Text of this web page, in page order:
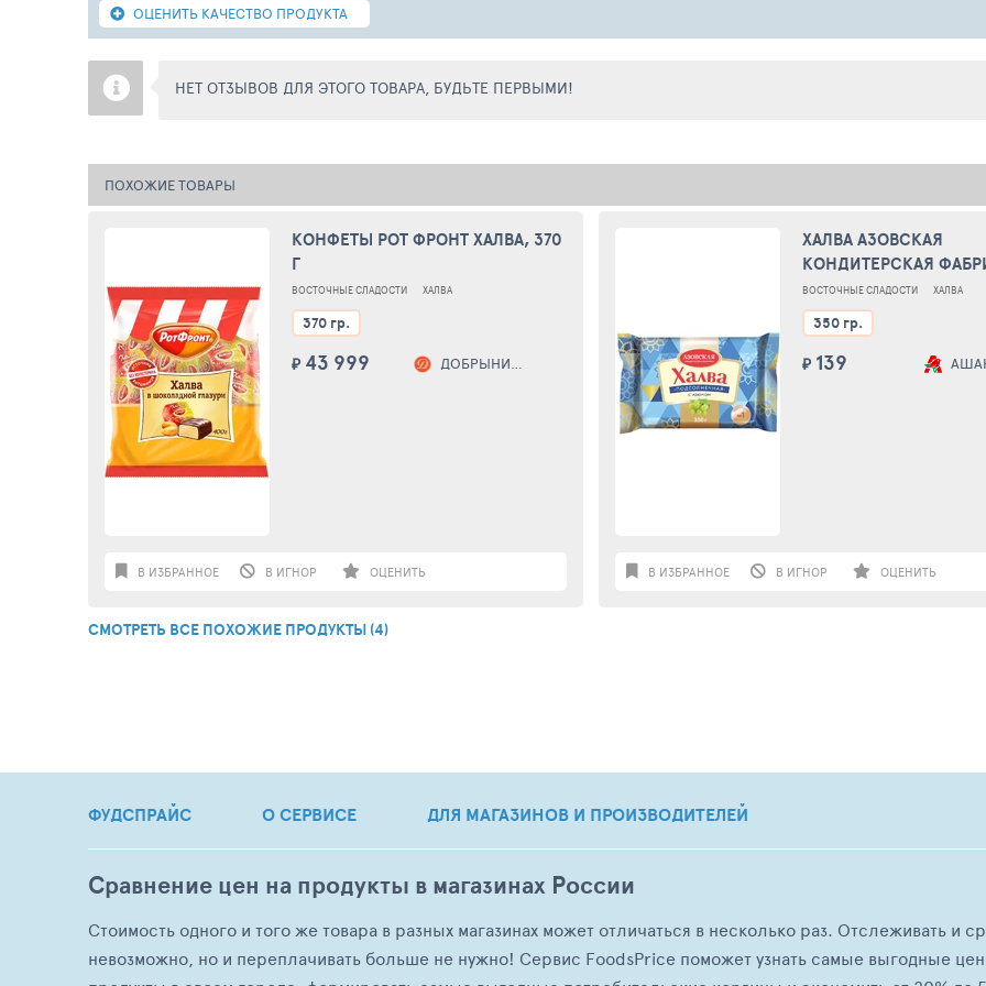
ОЦЕНИТЬ КАЧЕСТВО ПРОДУКТА
НЕТ ОТЗЫВОВ ДЛЯ ЭТОГО ТОВАРА, БУДЬТЕ ПЕРВЫМИ!
ПОХОЖИЕ ТОВАРЫ
КОНФЕТЫ РОТ ФРОНТ ХАЛВА, 370
Г
ВОСТОЧНЫЕ СЛАДОСТИ ХАЛВА
370 гр.
₽ 43 999 ДОБРЫНИНСКИЙ
В ИЗБРАННОЕ В ИГНОР ОЦЕНИТЬ
ХАЛВА АЗОВСКАЯ
КОНДИТЕРСКАЯ
ПОДСОЛНЕЧНАЯ С
350Г
ВОСТОЧНЫЕ СЛАДОСТИ ХАЛВА
350 гр.
₽ 139
В ИЗБРАННОЕ В ИГНОР ОЦЕНИТЬ
СМОТРЕТЬ ВСЕ ПОХОЖИЕ ПРОДУКТЫ (4)
ФУДСПРАЙС О СЕРВИСЕ ДЛЯ МАГАЗИНОВ И ПРОИЗВОДИТЕЛЕЙ
Сравнение цен на продукты в магазинах России
Стоимость одного и того же товара в разных магазинах может отличаться в несколько раз. Отслеживать и
невозможно, но и переплачивать больше не нужно! Сервис FoodsPrice поможет узнать самые выгодные